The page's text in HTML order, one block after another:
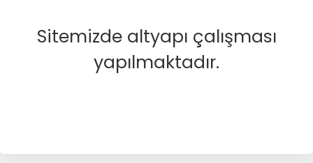
Sitemizde altyapı çalışması
yapılmaktadır.